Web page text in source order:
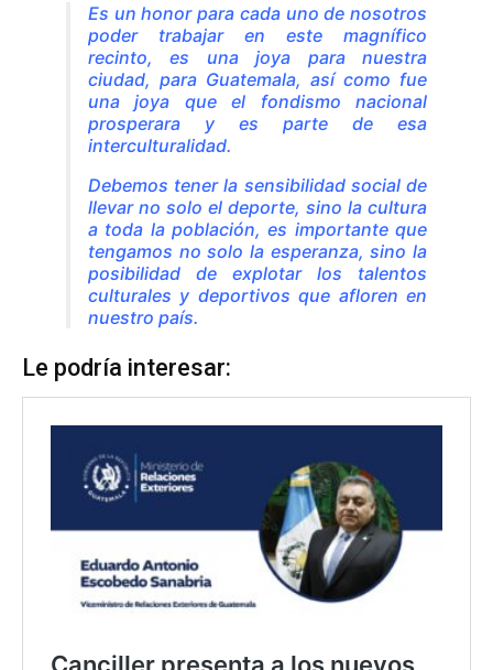
Es un honor para cada uno de nosotros
poder trabajar en este magnífico
recinto, es una joya para nuestra
ciudad, para Guatemala, así como fue
una joya que el fondismo nacional
prosperara y es parte de esa
interculturalidad.
Debemos tener la sensibilidad social de
llevar no solo el deporte, sino la cultura
a toda la población, es importante que
tengamos no solo la esperanza, sino la
posibilidad de explotar los talentos
culturales y deportivos que afloren en
nuestro país.
Le podría interesar: